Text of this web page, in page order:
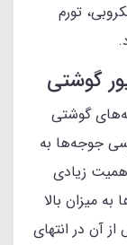
تورم
گوشتی
گوشتی
جوجه‌ها به
از اهمیت زیادی
میزان بالا
آن در انتهای